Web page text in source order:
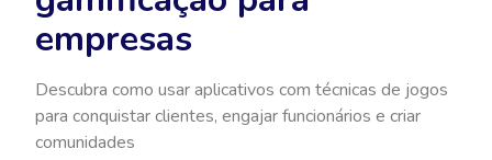
empresas
Descubra como usar aplicativos com técnicas de jogos
para conquistar clientes, engajar funcionários e criar
comunidades